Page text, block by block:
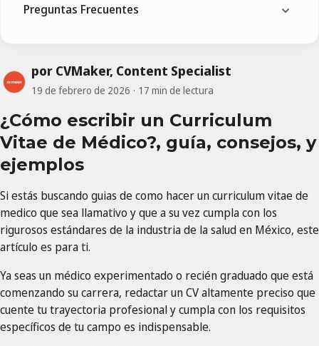
por CVMaker, Content Specialist
19 de febrero de 2026 17 min de lectura
¿Cómo escribir un Curriculum
Vitae de Médico?, guía, consejos, y
ejemplos
Si estás buscando guias de como hacer un curriculum vitae de
medico que sea llamativo y que a su vez cumpla con los
rigurosos estándares de la industria de la salud en México, este
artículo es para ti.
Ya seas un médico experimentado o recién graduado que está
comenzando su carrera, redactar un CV altamente preciso que
cuente tu trayectoria profesional y cumpla con los requisitos
específicos de tu campo es indispensable.
Preguntas Frecuentes